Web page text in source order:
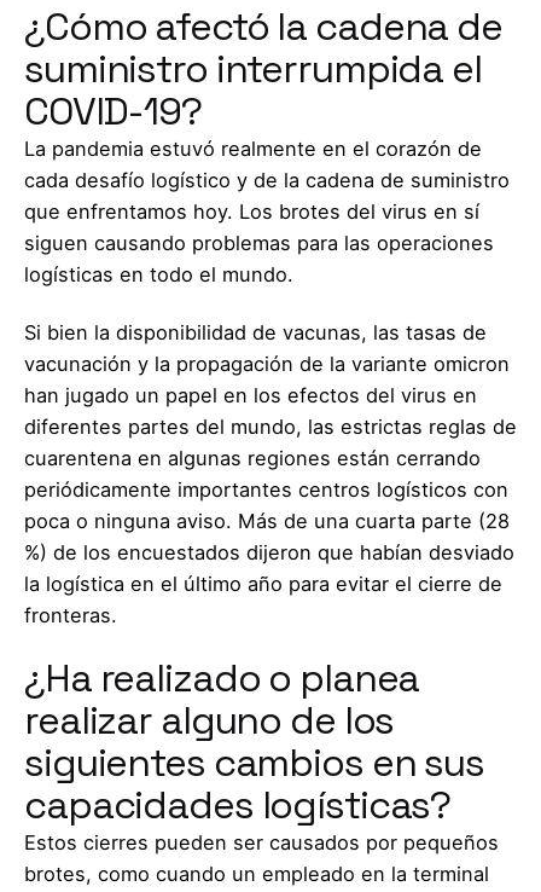
¿Cómo afectó la cadena de
suministro interrumpida el
COVID-19?
La pandemia estuvó realmente en el corazón de
cada desafío logístico y de la cadena de suministro
que enfrentamos hoy. Los brotes del virus en sí
siguen causando problemas para las operaciones
logísticas en todo el mundo.
Si bien la disponibilidad de vacunas, las tasas de
vacunación y la propagación de la variante omicron
han jugado un papel en los efectos del virus en
diferentes partes del mundo, las estrictas reglas de
cuarentena en algunas regiones están cerrando
periódicamente importantes centros logísticos con
poca o ninguna aviso. Más de una cuarta parte (28
%) de los encuestados dijeron que habían desviado
la logística en el último año para evitar el cierre de
fronteras.
¿Ha realizado o planea
realizar alguno de los
siguientes cambios en sus
capacidades logísticas?
Estos cierres pueden ser causados ​​por pequeños
brotes, como cuando un empleado en la terminal